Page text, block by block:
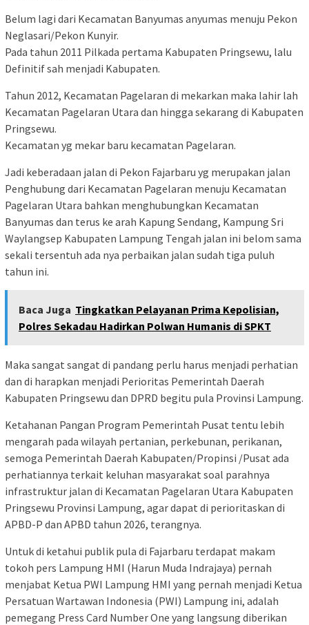
Belum lagi dari Kecamatan Banyumas anyumas menuju Pekon
Neglasari/Pekon Kunyir.
Pada tahun 2011 Pilkada pertama Kabupaten Pringsewu, lalu
Definitif sah menjadi Kabupaten.
Tahun 2012, Kecamatan Pagelaran di mekarkan maka lahir lah
Kecamatan Pagelaran Utara dan hingga sekarang di Kabupaten
Pringsewu.
Kecamatan yg mekar baru kecamatan Pagelaran.
Jadi keberadaan jalan di Pekon Fajarbaru yg merupakan jalan
Penghubung dari Kecamatan Pagelaran menuju Kecamatan
Pagelaran Utara bahkan menghubungkan Kecamatan
Banyumas dan terus ke arah Kapung Sendang, Kampung Sri
Waylangsep Kabupaten Lampung Tengah jalan ini belom sama
sekali tersentuh ada nya perbaikan jalan sudah tiga puluh
tahun ini.
Baca Juga Tingkatkan Pelayanan Prima Kepolisian,
Polres Sekadau Hadirkan Polwan Humanis di SPKT
Maka sangat sangat di pandang perlu harus menjadi perhatian
dan di harapkan menjadi Perioritas Pemerintah Daerah
Kabupaten Pringsewu dan DPRD begitu pula Provinsi Lampung.
Ketahanan Pangan Program Pemerintah Pusat tentu lebih
mengarah pada wilayah pertanian, perkebunan, perikanan,
semoga Pemerintah Daerah Kabupaten/Propinsi /Pusat ada
perhatiannya terkait keluhan masyarakat soal parahnya
infrastruktur jalan di Kecamatan Pagelaran Utara Kabupaten
Pringsewu Provinsi Lampung, agar dapat di perioritaskan di
APBD-P dan APBD tahun 2026, terangnya.
Untuk di ketahui publik pula di Fajarbaru terdapat makam
tokoh pers Lampung HMI (Harun Muda Indrajaya) pernah
menjabat Ketua PWI Lampung HMI yang pernah menjadi Ketua
Persatuan Wartawan Indonesia (PWI) Lampung ini, adalah
pemegang Press Card Number One yang langsung diberikan